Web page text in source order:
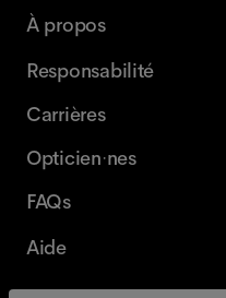
À propos
Responsabilité
Carrières
Opticien·nes
FAQs
Aide